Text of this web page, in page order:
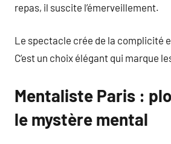
repas, il suscite l’émerveillement.
Le spectacle crée de la complicité
C’est un choix élégant qui marque
Mentaliste Paris :
le mystère mental